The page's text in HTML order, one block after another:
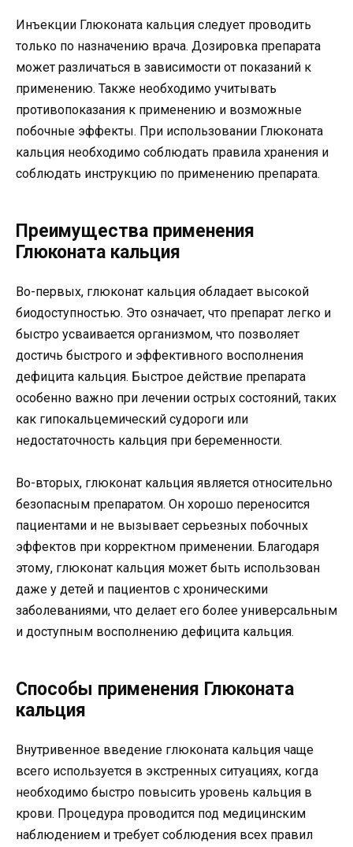
Инъекции Глюконата кальция следует проводить
только по назначению врача. Дозировка препарата
может различаться в зависимости от показаний к
применению. Также необходимо учитывать
противопоказания к применению и возможные
побочные эффекты. При использовании Глюконата
кальция необходимо соблюдать правила хранения и
соблюдать инструкцию по применению препарата.
Преимущества применения
Глюконата кальция
Во-первых, глюконат кальция обладает высокой
биодоступностью. Это означает, что препарат легко и
быстро усваивается организмом, что позволяет
достичь быстрого и эффективного восполнения
дефицита кальция. Быстрое действие препарата
особенно важно при лечении острых состояний, таких
как гипокальцемический судороги или
недостаточность кальция при беременности.
Во-вторых, глюконат кальция является относительно
безопасным препаратом. Он хорошо переносится
пациентами и не вызывает серьезных побочных
эффектов при корректном применении. Благодаря
этому, глюконат кальция может быть использован
даже у детей и пациентов с хроническими
заболеваниями, что делает его более универсальным
и доступным восполнению дефицита кальция.
Способы применения Глюконата
кальция
Внутривенное введение глюконата кальция чаще
всего используется в экстренных ситуациях, когда
необходимо быстро повысить уровень кальция в
крови. Процедура проводится под медицинским
наблюдением и требует соблюдения всех правил